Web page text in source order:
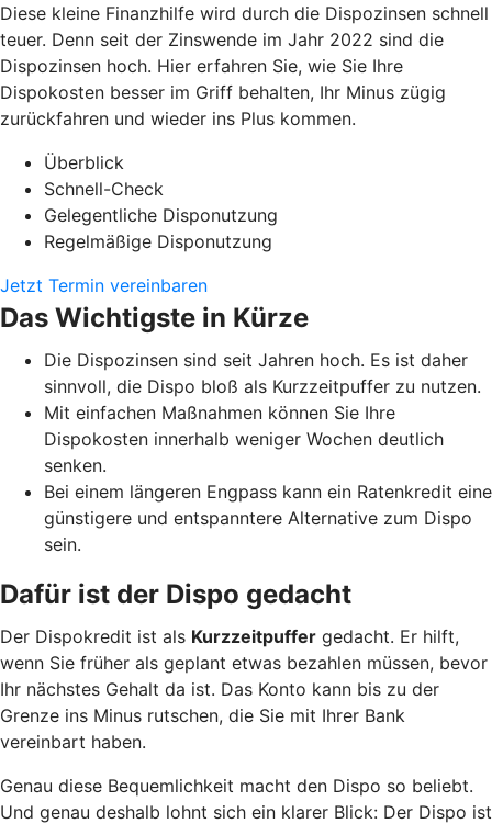
Diese kleine Finanzhilfe wird durch die Dispozinsen schnell
teuer. Denn seit der Zinswende im Jahr 2022 sind die
Dispozinsen hoch. Hier erfahren Sie, wie Sie Ihre
Dispokosten besser im Griff behalten, Ihr Minus zügig
zurückfahren und wieder ins Plus kommen.
Überblick
Schnell-Check
Gelegentliche Disponutzung
Regelmäßige Disponutzung
Jetzt Termin vereinbaren
Das Wichtigste in Kürze
Die Dispozinsen sind seit Jahren hoch. Es ist daher
sinnvoll, die Dispo bloß als Kurzzeitpuffer zu nutzen.
Mit einfachen Maßnahmen können Sie Ihre
Dispokosten innerhalb weniger Wochen deutlich
senken.
Bei einem längeren Engpass kann ein Ratenkredit eine
günstigere und entspanntere Alternative zum Dispo
sein.
Dafür ist der Dispo gedacht
Der Dispokredit ist als Kurzzeitpuffer gedacht. Er hilft,
wenn Sie früher als geplant etwas bezahlen müssen, bevor
Ihr nächstes Gehalt da ist. Das Konto kann bis zu der
Grenze ins Minus rutschen, die Sie mit Ihrer Bank
vereinbart haben.
Genau diese Bequemlichkeit macht den Dispo so beliebt.
Und genau deshalb lohnt sich ein klarer Blick: Der Dispo ist